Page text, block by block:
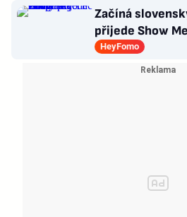
Začíná
přijede Show
HeyFomo